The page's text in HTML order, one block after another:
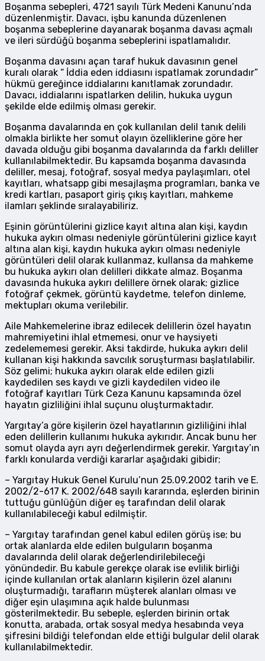
Boşanma sebepleri, 4721 sayılı Türk Medeni Kanunu’nda
düzenlenmiştir. Davacı, işbu kanunda düzenlenen
boşanma sebeplerine dayanarak boşanma davası açmalı
ve ileri sürdüğü boşanma sebeplerini ispatlamalıdır.
Boşanma davasını açan taraf hukuk davasının genel
kuralı olarak “ İddia eden iddiasını ispatlamak zorundadır”
hükmü gereğince iddialarını kanıtlamak zorundadır.
Davacı, iddialarını ispatlarken delilin, hukuka uygun
şekilde elde edilmiş olması gerekir.
Boşanma davalarında en çok kullanılan delil tanık delili
olmakla birlikte her somut olayın özelliklerine göre her
davada olduğu gibi boşanma davalarında da farklı deliller
kullanılabilmektedir. Bu kapsamda boşanma davasında
deliller, mesaj, fotoğraf, sosyal medya paylaşımları, otel
kayıtları, whatsapp gibi mesajlaşma programları, banka ve
kredi kartları, pasaport giriş çıkış kayıtları, mahkeme
ilamları şeklinde sıralayabiliriz.
Eşinin görüntülerini gizlice kayıt altına alan kişi, kaydın
hukuka aykırı olması nedeniyle görüntülerini gizlice kayıt
altına alan kişi, kaydın hukuka aykırı olması nedeniyle
görüntüleri delil olarak kullanmaz, kullansa da mahkeme
bu hukuka aykırı olan delilleri dikkate almaz. Boşanma
davasında hukuka aykırı delillere örnek olarak; gizlice
fotoğraf çekmek, görüntü kaydetme, telefon dinleme,
mektupları okuma verilebilir.
Aile Mahkemelerine ibraz edilecek delillerin özel hayatın
mahremiyetini ihlal etmemesi, onur ve haysiyeti
zedelememesi gerekir. Aksi takdirde, hukuka aykırı delil
kullanan kişi hakkında savcılık soruşturması başlatılabilir.
Söz gelimi; hukuka aykırı olarak elde edilen gizli
kaydedilen ses kaydı ve gizli kaydedilen video ile
fotoğraf kayıtları Türk Ceza Kanunu kapsamında özel
hayatın gizliliğini ihlal suçunu oluşturmaktadır.
Yargıtay’a göre kişilerin özel hayatlarının gizliliğini ihlal
eden delillerin kullanımı hukuka aykırıdır. Ancak bunu her
somut olayda ayrı ayrı değerlendirmek gerekir. Yargıtay’ın
farklı konularda verdiği kararlar aşağıdaki gibidir;
– Yargıtay Hukuk Genel Kurulu’nun 25.09.2002 tarih ve E.
2002/2-617 K. 2002/648 sayılı kararında, eşlerden birinin
tuttuğu günlüğün diğer eş tarafından delil olarak
kullanılabileceği kabul edilmiştir.
– Yargıtay tarafından genel kabul edilen görüş ise; bu
ortak alanlarda elde edilen bulguların boşanma
davalarında delil olarak değerlendirilebileceği
yönündedir. Bu kabule gerekçe olarak ise evlilik birliği
içinde kullanılan ortak alanların kişilerin özel alanını
oluşturmadığı, tarafların müşterek alanları olması ve
diğer eşin ulaşımına açık halde bulunması
gösterilmektedir. Bu sebeple, eşlerden birinin ortak
konutta, arabada, ortak sosyal medya hesabında veya
şifresini bildiği telefondan elde ettiği bulgular delil olarak
kullanılabilmektedir.